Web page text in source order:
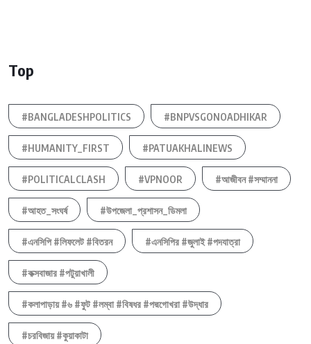
Top
#BANGLADESHPOLITICS #BNPVSGONOADHIKAR
#HUMANITY_FIRST #PATUAKHALINEWS
#POLITICALCLASH #VPNOOR #আজীবন #সম্মাননা
#আহত_সংঘর্ষ #উপজেলা_প্রশাসন_ডিমলা
#এনসিপি #লিফলেট #বিতরন #এনসিপির #জুলাই #পদযাত্রা
#কক্সবাজার #পটুয়াখালী
#কলাপাড়ায় #৬ #ফুট #লম্বা #বিষধর #পদ্মগোখরা #উদ্ধার
#চরবিজায় #কুয়াকাটা